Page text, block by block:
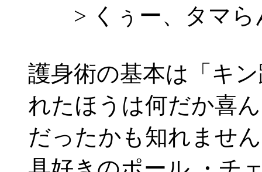
> くぅー、タマら
護身術の基本は「キ
れたほうは何だか喜
だったかも知れませ